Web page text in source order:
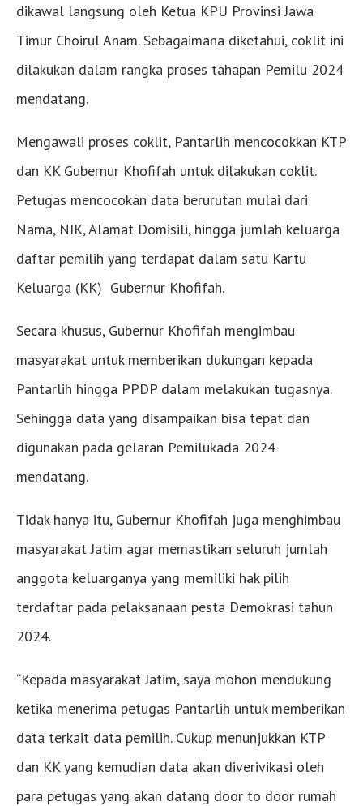
dikawal langsung oleh Ketua KPU Provinsi Jawa
Timur Choirul Anam. Sebagaimana diketahui, coklit ini
dilakukan dalam rangka proses tahapan Pemilu 2024
mendatang.
Mengawali proses coklit, Pantarlih mencocokkan KTP
dan KK Gubernur Khofifah untuk dilakukan coklit.
Petugas mencocokan data berurutan mulai dari
Nama, NIK, Alamat Domisili, hingga jumlah keluarga
daftar pemilih yang terdapat dalam satu Kartu
Keluarga (KK) Gubernur Khofifah.
Secara khusus, Gubernur Khofifah mengimbau
masyarakat untuk memberikan dukungan kepada
Pantarlih hingga PPDP dalam melakukan tugasnya.
Sehingga data yang disampaikan bisa tepat dan
digunakan pada gelaran Pemilukada 2024
mendatang.
Tidak hanya itu, Gubernur Khofifah juga menghimbau
masyarakat Jatim agar memastikan seluruh jumlah
anggota keluarganya yang memiliki hak pilih
terdaftar pada pelaksanaan pesta Demokrasi tahun
2024.
“Kepada masyarakat Jatim, saya mohon mendukung
ketika menerima petugas Pantarlih untuk memberikan
data terkait data pemilih. Cukup menunjukkan KTP
dan KK yang kemudian data akan diverivikasi oleh
para petugas yang akan datang door to door rumah